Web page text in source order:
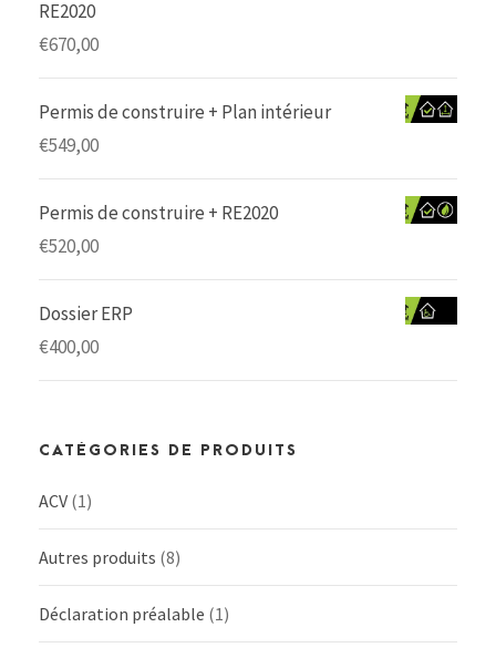
RE2020
€670,00
Permis de construire + Plan intérieur
€549,00
Permis de construire + RE2020
€520,00
Dossier ERP
€400,00
CATÉGORIES DE PRODUITS
ACV (1)
Autres produits (8)
Déclaration préalable (1)